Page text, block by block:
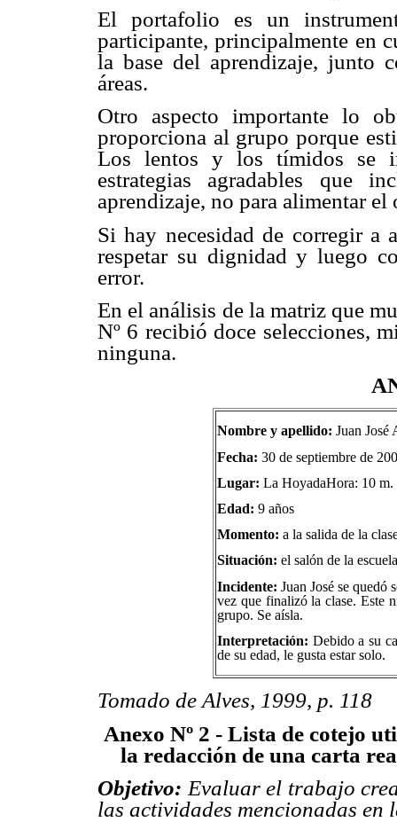
El portafolio es un
participante, principalmente en
la base del aprendizaje, junto
áreas.
Otro aspecto importante lo
proporciona al grupo porque
Los lentos y los tímidos se
estrategias agradables que
aprendizaje, no para alimentar
Si hay necesidad de corregir a
respetar su dignidad y luego
error.
En el análisis de la matriz que
Nº 6 recibió doce selecciones,
ninguna.
Nombre y apellido: Juan José
Fecha: 30 de septiembre de
Lugar: La HoyadaHora: 10 m.
Edad: 9 años
Momento: a la salida de la
Situación: el salón de la escuela
Incidente: Juan José se quedó
vez que finalizó la clase. Este
grupo. Se aísla.
Interpretación: Debido a su
de su edad, le gusta estar solo.
Tomado de Alves, 1999, p. 118
Anexo Nº 2 - Lista de cotejo
la redacción de una carta
Objetivo: Evaluar el trabajo
las actividades mencionadas en